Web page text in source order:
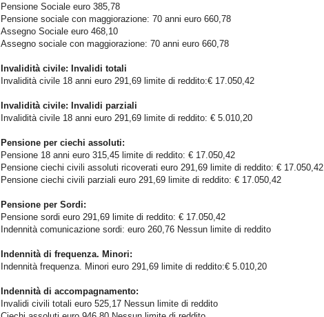
Pensione Sociale euro 385,78
Pensione sociale con maggiorazione: 70 anni euro 660,78
Assegno Sociale euro 468,10
Assegno sociale con maggiorazione: 70 anni euro 660,78
Invalidità civile: Invalidi totali
Invalidità civile 18 anni euro 291,69 limite di reddito:€ 17.050,42
Invalidità civile: Invalidi parziali
Invalidità civile 18 anni euro 291,69 limite di reddito: € 5.010,20
Pensione per ciechi assoluti:
Pensione 18 anni euro 315,45 limite di reddito: € 17.050,42
Pensione ciechi civili assoluti ricoverati euro 291,69 limite di reddito: € 17.050,42
Pensione ciechi civili parziali euro 291,69 limite di reddito: € 17.050,42
Pensione per Sordi:
Pensione sordi euro 291,69 limite di reddito: € 17.050,42
Indennità comunicazione sordi: euro 260,76 Nessun limite di reddito
Indennità di frequenza. Minori:
Indennità frequenza. Minori euro 291,69 limite di reddito:€ 5.010,20
Indennità di accompagnamento:
Invalidi civili totali euro 525,17 Nessun limite di reddito